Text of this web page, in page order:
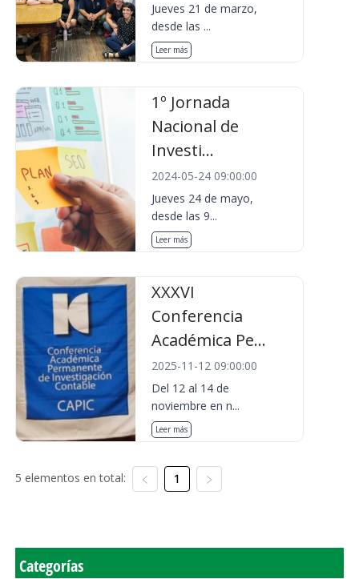
Jueves 21 de marzo,
desde las ...
Leer más
1º Jornada
Nacional de
Investi...
2024-05-24 09:00:00
Jueves 24 de mayo,
desde las 9...
Leer más
XXXVI
Conferencia
Académica Pe...
2025-11-12 09:00:00
Del 12 al 14 de
noviembre en n...
Leer más
5 elementos en total: 1
Categorías